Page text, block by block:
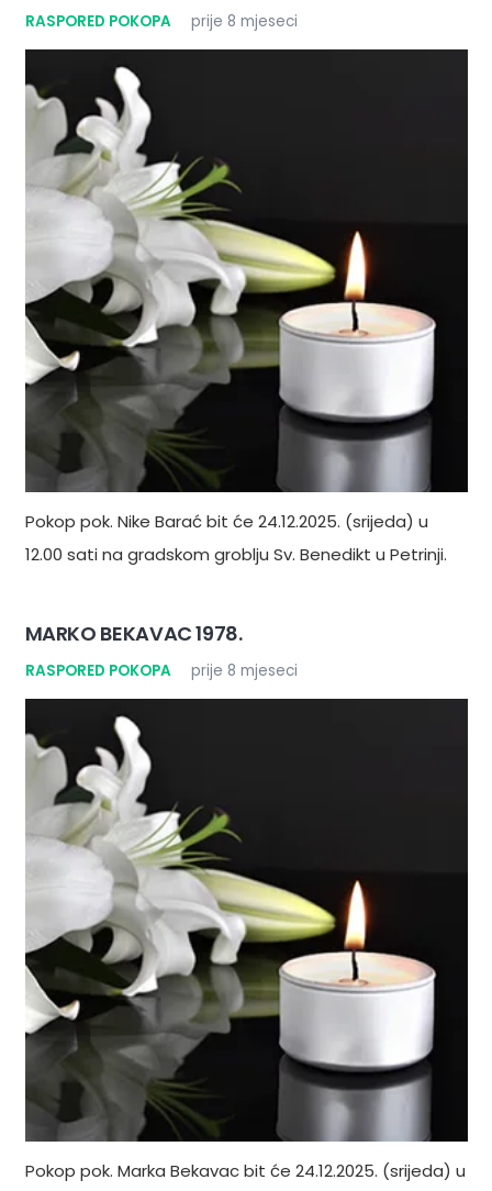
RASPORED POKOPA prije 8 mjeseci
Pokop pok. Nike Barać bit će 24.12.2025. (srijeda) u
12.00 sati na gradskom groblju Sv. Benedikt u Petrinji.
MARKO BEKAVAC 1978.
RASPORED POKOPA prije 8 mjeseci
Pokop pok. Marka Bekavac bit će 24.12.2025. (srijeda) u